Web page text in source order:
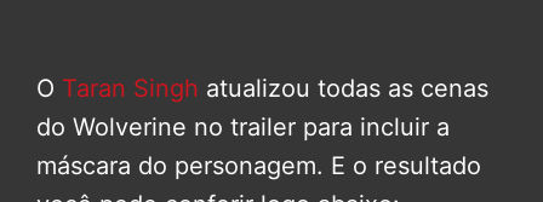
O Taran Singh atualizou todas as cenas
do Wolverine no trailer para incluir a
máscara do personagem. E o resultado